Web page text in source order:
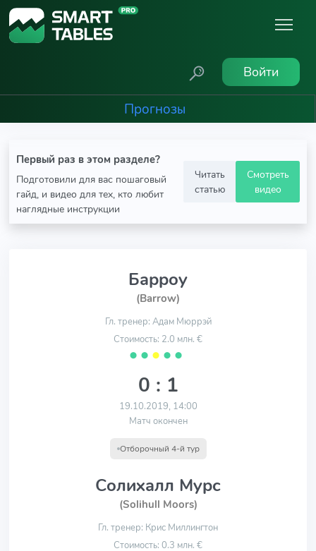
Войти
Прогнозы
Первый раз в этом разделе?
Подготовили для вас пошаговый
гайд, и видео для тех, кто любит
наглядные инструкции
Читать
статью
Смотреть
видео
Барроу
(Barrow)
Гл. тренер: Адам Мюррэй
Стоимость: 2.0 млн. €
⬤ ⬤ ⬤ ⬤ ⬤
0 : 1
19.10.2019, 14:00
Матч окончен
Отборочный 4-й тур
Солихалл Мурс
(Solihull Moors)
Гл. тренер: Крис Миллингтон
Стоимость: 0.3 млн. €